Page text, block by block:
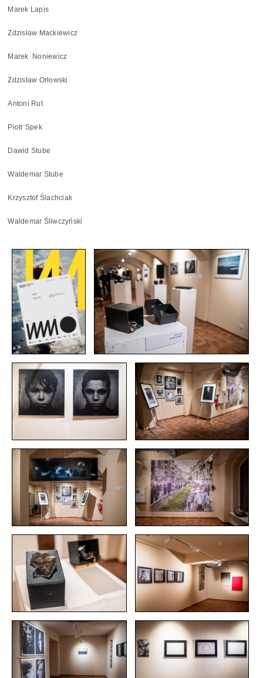
Marek Lapis
Zdzisław Mackiewicz
Marek Noniewicz
Zdzisław Orłowski
Antoni Rut
Piotr Spek
Dawid Stube
Waldemar Stube
Krzysztof Ślachciak
Waldemar Śliwczyński